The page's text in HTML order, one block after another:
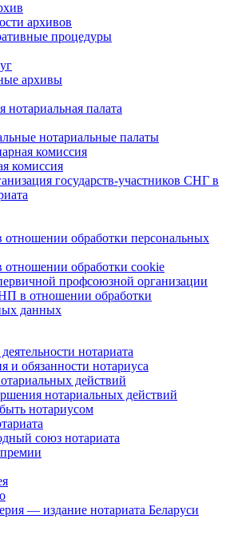
архивов
процедуры
архивы
нотариальная палата
нотариальные палаты
комиссия
комиссия
государств-участников СНГ в
отношении обработки персональных
отношении обработки cookie
профсоюзной организации
в отношении обработки
данных
нотариата
и обязанности нотариуса
действий
нотариальных действий
нотариусом
союз нотариата
— издание нотариата Беларуси